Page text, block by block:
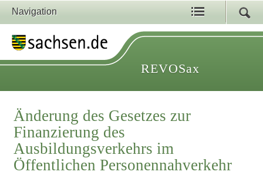
Navigation
REVOSax
Änderung des Gesetzes zur
Finanzierung des
Ausbildungsverkehrs im
Öffentlichen Personennahverkehr